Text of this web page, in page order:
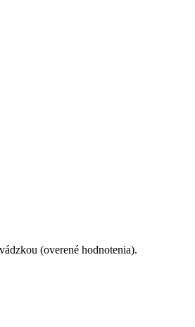
(overené hodnotenia).